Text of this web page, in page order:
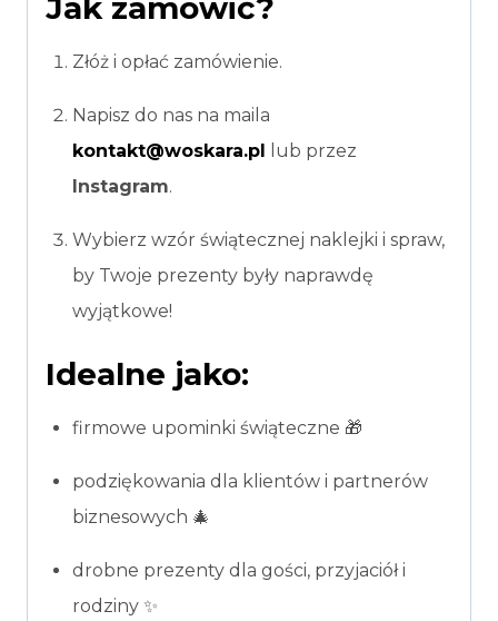
Jak zamówić?
Złóż i opłać zamówienie.
Napisz do nas na maila
kontakt@woskara.pl
lub przez
Instagram.
Wybierz wzór świątecznej naklejki i spraw,
by Twoje prezenty były naprawdę
wyjątkowe!
Idealne jako:
firmowe upominki świąteczne 🎁
podziękowania dla klientów i partnerów
biznesowych 🎄
drobne prezenty dla gości, przyjaciół i
rodziny ✨